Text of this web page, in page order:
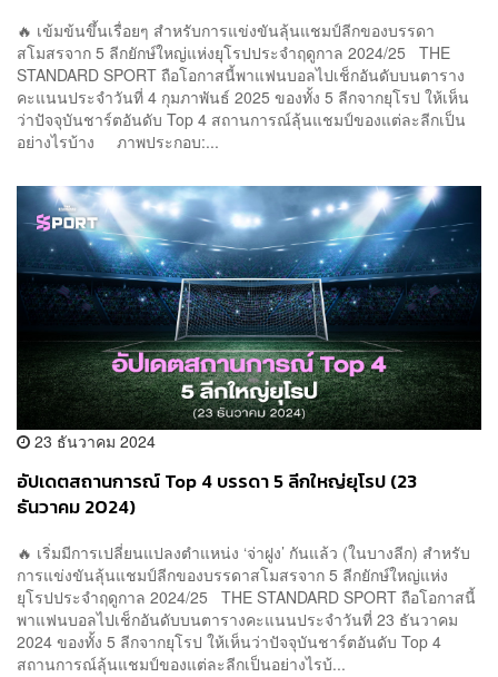
🔥 เข้มข้นขึ้นเรื่อยๆ สำหรับการแข่งขันลุ้นแชมป์ลีกของบรรดา
สโมสรจาก 5 ลีกยักษ์ใหญ่แห่งยุโรปประจำฤดูกาล 2024/25 THE
STANDARD SPORT ถือโอกาสนี้พาแฟนบอลไปเช็กอันดับบนตาราง
คะแนนประจำวันที่ 4 กุมภาพันธ์ 2025 ของทั้ง 5 ลีกจากยุโรป ให้เห็น
ว่าปัจจุบันชาร์ตอันดับ Top 4 สถานการณ์ลุ้นแชมป์ของแต่ละลีกเป็น
อย่างไรบ้าง ภาพประกอบ:...
23 ธันวาคม 2024
อัปเดตสถานการณ์ Top 4 บรรดา 5 ลีกใหญ่ยุโรป (23
ธันวาคม 2024)
🔥 เริ่มมีการเปลี่ยนแปลงตำแหน่ง ‘จ่าฝูง’ กันแล้ว (ในบางลีก) สำหรับ
การแข่งขันลุ้นแชมป์ลีกของบรรดาสโมสรจาก 5 ลีกยักษ์ใหญ่แห่ง
ยุโรปประจำฤดูกาล 2024/25 THE STANDARD SPORT ถือโอกาสนี้
พาแฟนบอลไปเช็กอันดับบนตารางคะแนนประจำวันที่ 23 ธันวาคม
2024 ของทั้ง 5 ลีกจากยุโรป ให้เห็นว่าปัจจุบันชาร์ตอันดับ Top 4
สถานการณ์ลุ้นแชมป์ของแต่ละลีกเป็นอย่างไรบ้...